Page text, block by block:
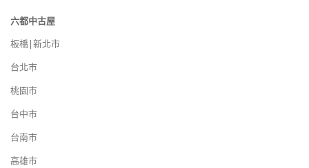
六都中古屋
板橋|新北市
台北市
桃園市
台中市
台南市
高雄市